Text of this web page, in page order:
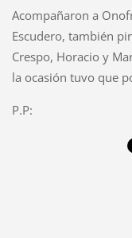
Acompañaron a
Escudero, también
Crespo, Horacio y
la ocasión tuvo que
P.P: